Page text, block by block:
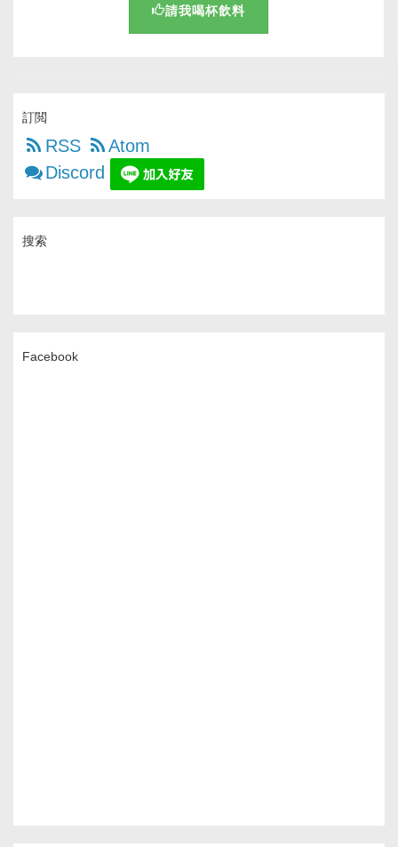
請我喝杯飲料
訂閲
RSS
Atom
Discord
搜索
Facebook